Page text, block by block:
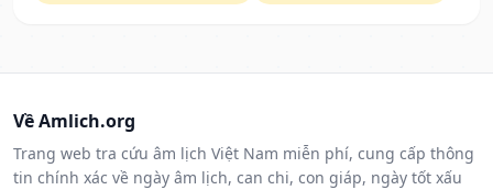
Về Amlich.org
Trang web tra cứu âm lịch Việt Nam miễn phí, cung cấp thông
tin chính xác về ngày âm lịch, can chi, con giáp, ngày tốt xấu